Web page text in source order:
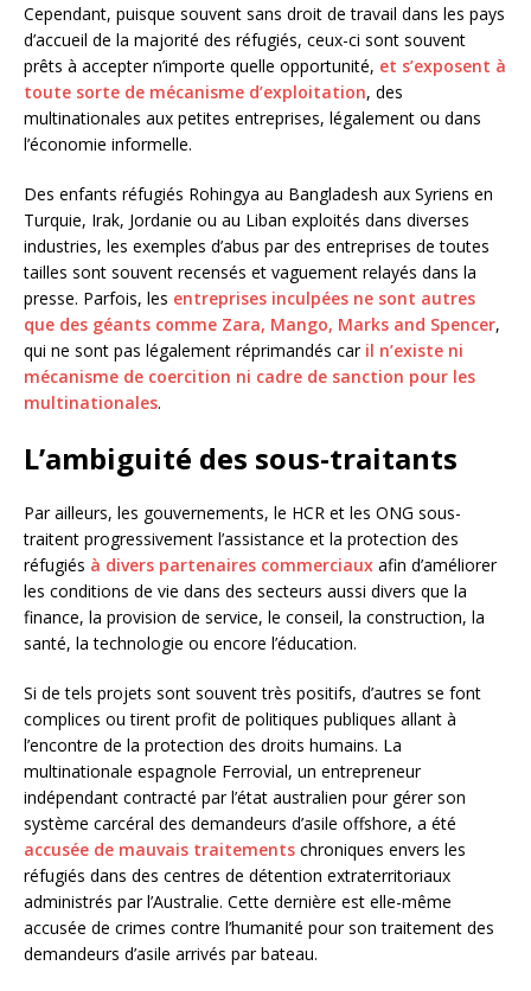
Cependant, puisque souvent sans droit de travail dans les pays
d’accueil de la majorité des réfugiés, ceux-ci sont souvent
prêts à accepter n’importe quelle opportunité, et s’exposent à
toute sorte de mécanisme d’exploitation, des
multinationales aux petites entreprises, légalement ou dans
l’économie informelle.
Des enfants réfugiés Rohingya au Bangladesh aux Syriens en
Turquie, Irak, Jordanie ou au Liban exploités dans diverses
industries, les exemples d’abus par des entreprises de toutes
tailles sont souvent recensés et vaguement relayés dans la
presse. Parfois, les entreprises inculpées ne sont autres
que des géants comme Zara, Mango, Marks and Spencer,
qui ne sont pas légalement réprimandés car il n’existe ni
mécanisme de coercition ni cadre de sanction pour les
multinationales.
L’ambiguité des sous-traitants
Par ailleurs, les gouvernements, le HCR et les ONG sous-
traitent progressivement l’assistance et la protection des
réfugiés à divers partenaires commerciaux afin d’améliorer
les conditions de vie dans des secteurs aussi divers que la
finance, la provision de service, le conseil, la construction, la
santé, la technologie ou encore l’éducation.
Si de tels projets sont souvent très positifs, d’autres se font
complices ou tirent profit de politiques publiques allant à
l’encontre de la protection des droits humains. La
multinationale espagnole Ferrovial, un entrepreneur
indépendant contracté par l’état australien pour gérer son
système carcéral des demandeurs d’asile offshore, a été
accusée de mauvais traitements chroniques envers les
réfugiés dans des centres de détention extraterritoriaux
administrés par l’Australie. Cette dernière est elle-même
accusée de crimes contre l’humanité pour son traitement des
demandeurs d’asile arrivés par bateau.